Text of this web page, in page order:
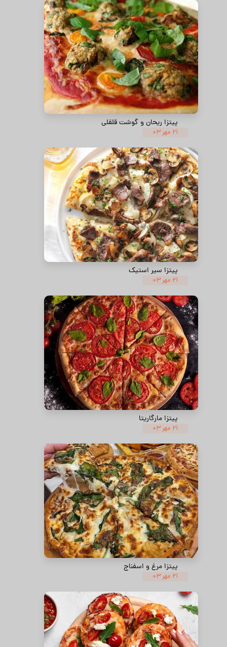
پیتزا ریحان و گوشت قلقلی
۲۱ مهر ۰۳
پیتزا سیر استیک
۲۱ مهر ۰۳
پیتزا مارگاریتا
۲۱ مهر ۰۳
پیتزا مرغ و اسفناج
۲۱ مهر ۰۳